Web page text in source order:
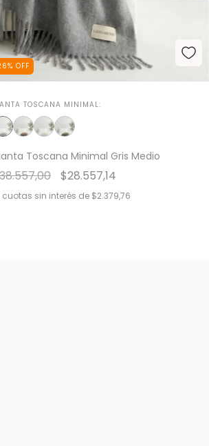
%OFF
TOSCANA MINIMAL:
Toscana Minimal Gris Medio
$28.557,14
cuotas sin interés de $2.379,76